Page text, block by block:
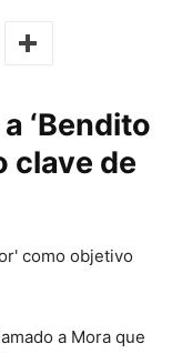
‘Bendito
clave de
a Mora que